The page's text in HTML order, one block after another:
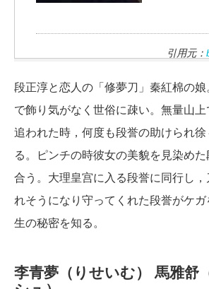
引用元：
段正淳と恋人の「修夢刀」秦紅棉の
で飾り気がなく世俗に疎い。無量山
追われた時，何度も段誉の助けられ
る。ピンチの時彼女の美貌を見染め
合う。大理皇宫に入る段誉に同行し，
れそうになり守ってくれた段誉がケ
生の秘密を知る。
李青夢（りせいむ）
馬雅舒